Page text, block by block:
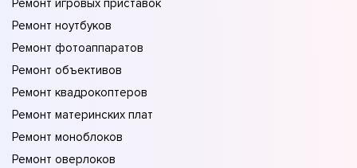
Ремонт игровых приставок
Ремонт ноутбуков
Ремонт фотоаппаратов
Ремонт объективов
Ремонт квадрокоптеров
Ремонт материнских плат
Ремонт моноблоков
Ремонт оверлоков